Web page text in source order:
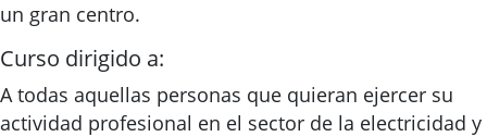
un gran centro.
Curso dirigido a:
A todas aquellas personas que quieran ejercer su
actividad profesional en el sector de la electricidad y